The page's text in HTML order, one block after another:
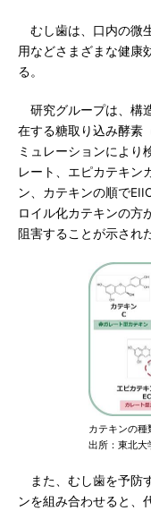
むし歯は、口内の微
用などさまざまな健康
る。
研究グループは、構
在する糖取り込み酵素
ミュレーションにより
レート、エピカテキン
ン、カテキンの順で
ロイル化カテキンの方
阻害することが示され
カテキンの種
出所：東北大
また、むし歯を予防
ンを組み合わせると、